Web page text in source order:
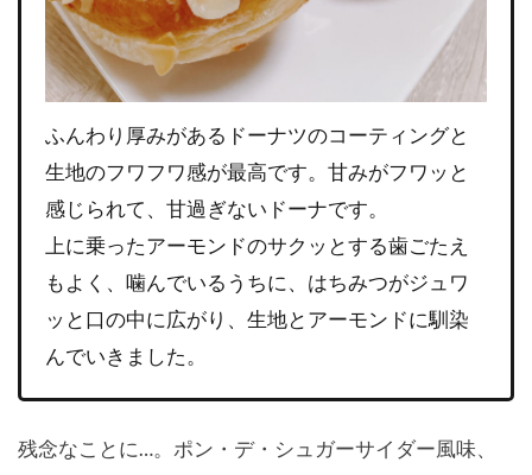
ふんわり厚みがあるドーナツのコーティングと
生地のフワフワ感が最高です。甘みがフワッと
感じられて、甘過ぎないドーナです。
上に乗ったアーモンドのサクッとする歯ごたえ
もよく、噛んでいるうちに、はちみつがジュワ
ッと口の中に広がり、生地とアーモンドに馴染
んでいきました。
残念なことに…。ポン・デ・シュガーサイダー風味、